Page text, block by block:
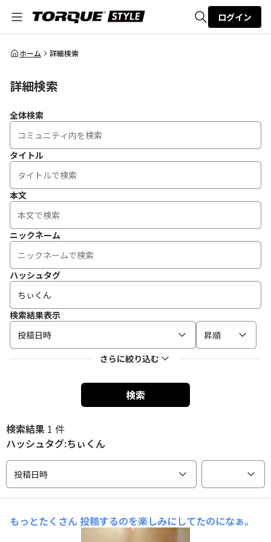
全体検索
ログイン
ホーム 詳細検索
詳細検索
全体検索
タイトル
本文
ニックネーム
ハッシュタグ
検索結果表示
投稿日時
昇順
さらに絞り込む
検索
検索結果 1 件
ハッシュタグ:ちぃくん
投稿日時
もっとたくさん投稿するのを楽しみにしてたのになぁ。